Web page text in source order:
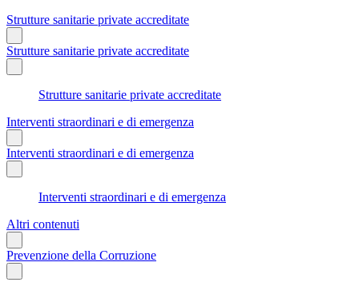
Strutture sanitarie private accreditate
Strutture sanitarie private accreditate
Strutture sanitarie private accreditate
Interventi straordinari e di emergenza
Interventi straordinari e di emergenza
Interventi straordinari e di emergenza
Altri contenuti
Prevenzione della Corruzione